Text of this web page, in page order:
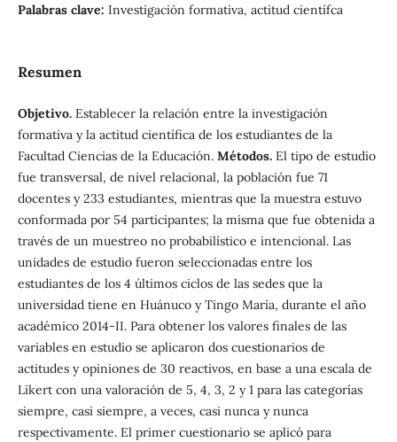
Palabras clave: Investigación formativa, actitud científca
Resumen
Objetivo.Establecer la relación entre la investigación
formativa y la actitud científica de los estudiantes de la
Facultad Ciencias de la Educación. Métodos.El tipo de estudio
fue transversal, de nivel relacional, la población fue 71
docentes y 233 estudiantes, mientras que la muestra estuvo
conformada por 54 participantes; la misma que fue obtenida a
través de un muestreo no probabilístico e intencional. Las
unidades de estudio fueron seleccionadas entre los
estudiantes de los 4 últimos ciclos de las sedes que la
universidad tiene en Huánuco y Tingo María, durante el año
académico 2014-II. Para obtener los valores finales de las
variables en estudio se aplicaron dos cuestionarios de
actitudes y opiniones de 30 reactivos, en base a una escala de
Likert con una valoración de 5, 4, 3, 2 y 1 para las categorías
siempre, casi siempre, a veces, casi nunca y nunca
respectivamente. El primer cuestionario se aplicó para